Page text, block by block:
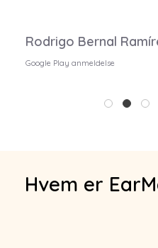
Rodrigo Bernal
Google Play anmeldelse
1 2 3
Hvem er